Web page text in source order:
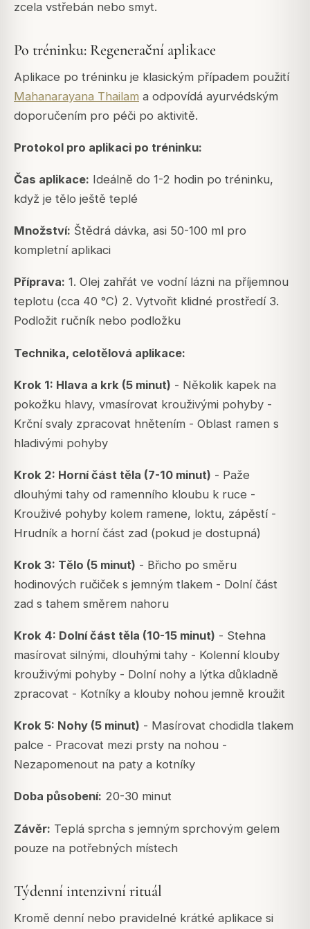
zcela vstřebán nebo smyt.
Po tréninku: Regenerační aplikace
Aplikace po tréninku je klasickým případem použití
Mahanarayana Thailam a odpovídá ayurvédským
doporučením pro péči po aktivitě.
Protokol pro aplikaci po tréninku:
Čas aplikace: Ideálně do 1-2 hodin po tréninku,
když je tělo ještě teplé
Množství: Štědrá dávka, asi 50-100 ml pro
kompletní aplikaci
Příprava: 1. Olej zahřát ve vodní lázni na příjemnou
teplotu (cca 40 °C) 2. Vytvořit klidné prostředí 3.
Podložit ručník nebo podložku
Technika, celotělová aplikace:
Krok 1: Hlava a krk (5 minut) - Několik kapek na
pokožku hlavy, vmasírovat krouživými pohyby -
Krční svaly zpracovat hnětením - Oblast ramen s
hladivými pohyby
Krok 2: Horní část těla (7-10 minut) - Paže
dlouhými tahy od ramenního kloubu k ruce -
Krouživé pohyby kolem ramene, loktu, zápěstí -
Hrudník a horní část zad (pokud je dostupná)
Krok 3: Tělo (5 minut) - Břicho po směru
hodinových ručiček s jemným tlakem - Dolní část
zad s tahem směrem nahoru
Krok 4: Dolní část těla (10-15 minut) - Stehna
masírovat silnými, dlouhými tahy - Kolenní klouby
krouživými pohyby - Dolní nohy a lýtka důkladně
zpracovat - Kotníky a klouby nohou jemně kroužit
Krok 5: Nohy (5 minut) - Masírovat chodidla tlakem
palce - Pracovat mezi prsty na nohou -
Nezapomenout na paty a kotníky
Doba působení: 20-30 minut
Závěr: Teplá sprcha s jemným sprchovým gelem
pouze na potřebných místech
Týdenní intenzivní rituál
Kromě denní nebo pravidelné krátké aplikace si